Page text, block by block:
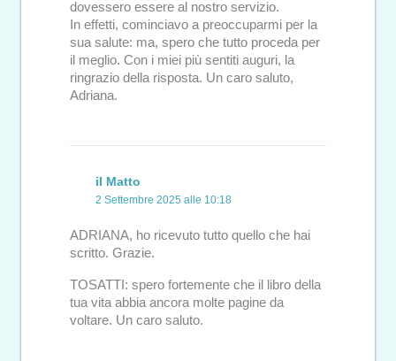
dovessero essere al nostro servizio.
In effetti, cominciavo a preoccuparmi per la
sua salute: ma, spero che tutto proceda per
il meglio. Con i miei più sentiti auguri, la
ringrazio della risposta. Un caro saluto,
Adriana.
il Matto
2 Settembre 2025 alle 10:18
ADRIANA, ho ricevuto tutto quello che hai
scritto. Grazie.
TOSATTI: spero fortemente che il libro della
tua vita abbia ancora molte pagine da
voltare. Un caro saluto.